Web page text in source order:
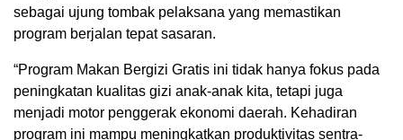
sebagai ujung tombak pelaksana yang memastikan
program berjalan tepat sasaran.
“Program Makan Bergizi Gratis ini tidak hanya fokus pada
peningkatan kualitas gizi anak-anak kita, tetapi juga
menjadi motor penggerak ekonomi daerah. Kehadiran
program ini mampu meningkatkan produktivitas sentra-